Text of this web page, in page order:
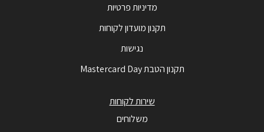
מדיניות פרטיות
תקנון מועדון לקוחות
נגישות
תקנון הטבת Mastercard Day
שירות לקוחות
משלוחים